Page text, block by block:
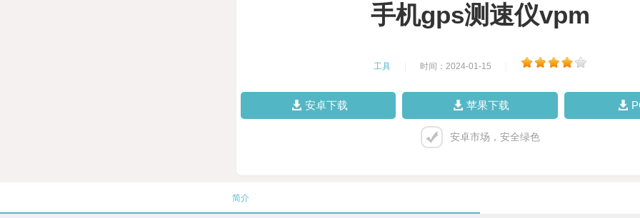
手机gps测速仪vpm
工具 时间：2024-01-15
安卓下载 苹果下载
安卓市场，安全绿色
简介